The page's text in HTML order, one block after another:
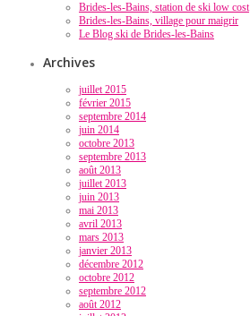
Brides-les-Bains, station de ski low cost
Brides-les-Bains, village pour maigrir
Le Blog ski de Brides-les-Bains
Archives
juillet 2015
février 2015
septembre 2014
juin 2014
octobre 2013
septembre 2013
août 2013
juillet 2013
juin 2013
mai 2013
avril 2013
mars 2013
janvier 2013
décembre 2012
octobre 2012
septembre 2012
août 2012